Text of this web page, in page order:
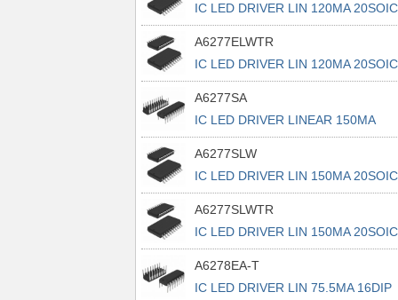
IC LED DRIVER LIN 120MA 20SOIC
A6277ELWTR
IC LED DRIVER LIN 120MA 20SOIC
A6277SA
IC LED DRIVER LINEAR 150MA
20DIP
A6277SLW
IC LED DRIVER LIN 150MA 20SOIC
A6277SLWTR
IC LED DRIVER LIN 150MA 20SOIC
A6278EA-T
IC LED DRIVER LIN 75.5MA 16DIP